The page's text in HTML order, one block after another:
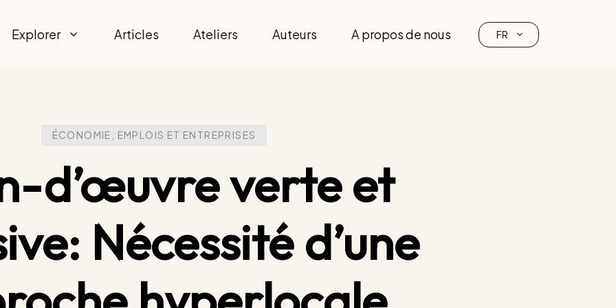
Explorer Articles Ateliers Auteurs A propos de nous FR
ÉCONOMIE, EMPLOIS ET ENTREPRISES
d’œuvre verte et
Nécessité d’une